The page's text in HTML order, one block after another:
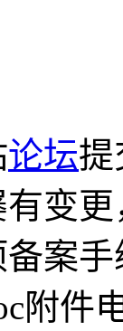
论坛提
变
案
附件